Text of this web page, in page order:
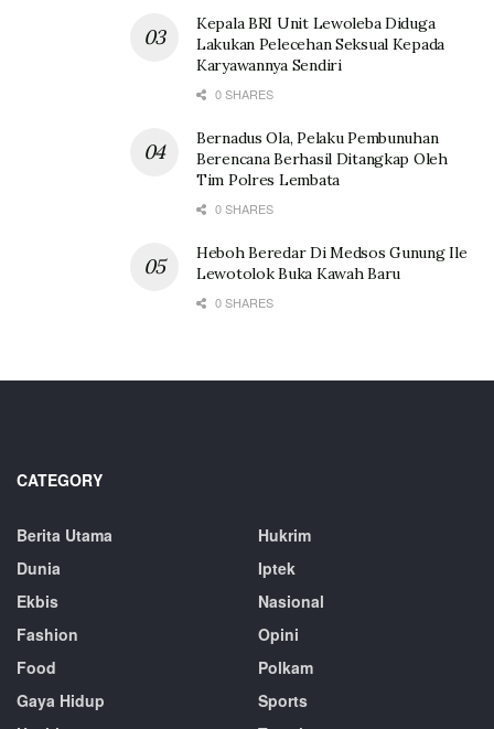
Kepala BRI Unit Lewoleba Diduga
Lakukan Pelecehan Seksual Kepada
Karyawannya Sendiri
0 SHARES
Bernadus Ola, Pelaku Pembunuhan
Berencana Berhasil Ditangkap Oleh
Tim Polres Lembata
0 SHARES
Heboh Beredar Di Medsos Gunung Ile
Lewotolok Buka Kawah Baru
0 SHARES
CATEGORY
Berita Utama
Dunia
Ekbis
Fashion
Food
Gaya Hidup
Hukrim
Iptek
Nasional
Opini
Polkam
Sports